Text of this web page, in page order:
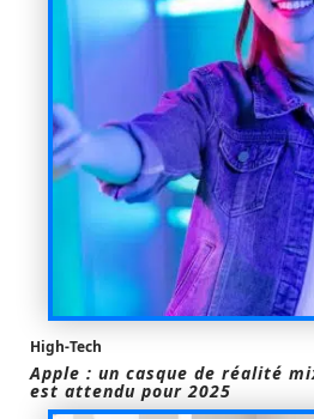
High-Tech
Apple : un casque de réalité
est attendu pour 2025